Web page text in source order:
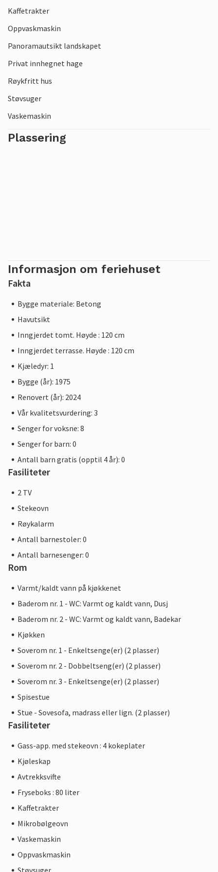
Kaffetrakter
Oppvaskmaskin
Panoramautsikt landskapet
Privat innhegnet hage
Røykfritt hus
Støvsuger
Vaskemaskin
Plassering
Informasjon om feriehuset
Fakta
Bygge materiale: Betong
Havutsikt
Inngjerdet tomt. Høyde : 120 cm
Inngjerdet terrasse. Høyde : 120 cm
Kjæledyr: 1
Bygge (år): 1975
Renovert (år): 2024
Vår kvalitetsvurdering: 3
Senger for voksne: 8
Senger for barn: 0
Antall barn gratis (opptil 4 år): 0
Fasiliteter
2 TV
Stekeovn
Røykalarm
Antall barnestoler: 0
Antall barnesenger: 0
Rom
Varmt/kaldt vann på kjøkkenet
Baderom nr. 1 - WC: Varmt og kaldt vann, Dusj
Baderom nr. 2 - WC: Varmt og kaldt vann, Badekar
Kjøkken
Soverom nr. 1 - Enkeltsenge(er) (2 plasser)
Soverom nr. 2 - Dobbeltseng(er) (2 plasser)
Soverom nr. 3 - Enkeltsenge(er) (2 plasser)
Spisestue
Stue - Sovesofa, madrass eller lign. (2 plasser)
Fasiliteter
Gass-app. med stekeovn : 4 kokeplater
Kjøleskap
Avtrekksvifte
Fryseboks : 80 liter
Kaffetrakter
Mikrobølgeovn
Vaskemaskin
Oppvaskmaskin